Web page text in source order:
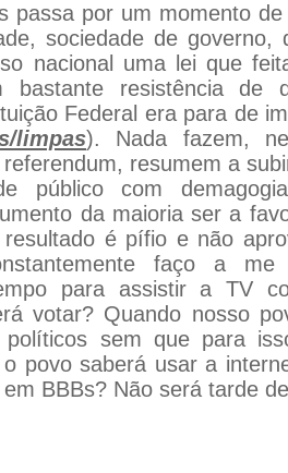
um momento de
sociedade de governo,
nacional uma lei que
bastante resistência de
Federal era para de
limpas). Nada fazem,
resumem a
público com
da maioria ser a
é pífio e não
faço a
para assistir a TV
votar? Quando nosso
políticos sem que para
povo saberá usar a
BBBs? Não será tarde